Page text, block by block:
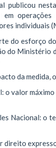
publicou
em
individuais
do esforço
do Ministério
da medida,
o valor
Nacional: o
direito